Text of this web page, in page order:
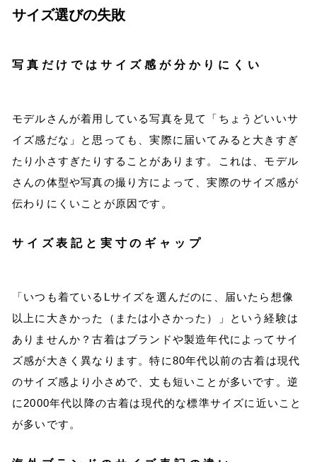
サイズ選びの失敗
写真だけではサイズ感が分かりにくい
モデルさんが着用している写真を見て「ちょうどいいサ
イズ感だな」と思っても、実際に届いてみると大きすぎ
たり小さすぎたりすることがあります。これは、モデル
さんの体型や写真の撮り方によって、実際のサイズ感が
伝わりにくいことが原因です。
サイズ表記と実寸のギャップ
「いつも着ているLサイズを選んだのに、届いたら想像
以上に大きかった（または小さかった）」という経験は
ありませんか？古着はブランドや製造年代によってサイ
ズ感が大きく異なります。特に80年代以前の古着は現代
のサイズ感より小さめで、丈も短いことが多いです。逆
に2000年代以降の古着は現代的な標準サイズに近いこと
が多いです。